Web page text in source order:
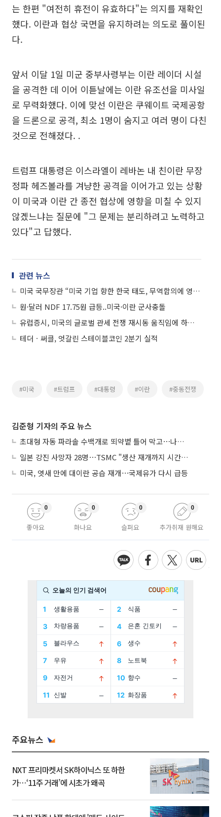
는 한편 "여전히 휴전이 유효하다"는 의지를 재확인
했다. 이란과 협상 국면을 유지하려는 의도로 풀이된
다.
앞서 이달 1일 미군 중부사령부는 이란 레이더 시설
을 공격한 데 이어 이튿날에는 이란 유조선을 미사일
로 무력화했다. 이에 맞선 이란은 쿠웨이트 국제공항
을 드론으로 공격, 최소 1명이 숨지고 여러 명이 다친
것으로 전해졌다. .
트럼프 대통령은 이스라엘이 레바논 내 친이란 무장
정파 헤즈볼라를 겨냥한 공격을 이어가고 있는 상황
이 미국과 이란 간 종전 협상에 영향을 미칠 수 있지
않겠느냐는 질문에 "그 문제는 분리하려고 노력하고
있다"고 답했다.
관련 뉴스
미국 국무장관 “미국 기업 향한 한국 태도, 무역합의에 영향 줬다”
원·달러 NDF 17.75원 급등..미국·이란 군사충돌
유럽증시, 미국의 글로벌 관세 전쟁 재시동 움직임에 하락 마감…스톡스600 0.66%↓
테더ㆍ써클, 엇갈린 스테이블코인 2분기 실적
#미국 #트럼프 #대통령 #이란 #중동전쟁
김준형 기자의 주요 뉴스
초대형 자동 파라솔 수백개로 뙤약볕 틀어 막고⋯나라별 폭염 생존법
일본 강진 사망자 28명⋯TSMC "생산 재개까지 시간 필요해"
미국, 엿새 만에 대이란 공습 재개⋯국제유가 다시 급등
좋아요
0
화나요
0
슬퍼요
0
추가취재 원해요
0
주요뉴스
NXT 프리마켓서 SK하이닉스 또 하한
가⋯‘11주 거래’에 시초가 왜곡